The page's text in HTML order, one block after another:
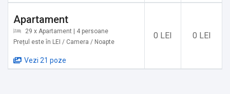
Apartament
29 x Apartament | 4 persoane
Prețul este în LEI / Camera / Noapte
Vezi 21 poze
0 LEI 0 LEI